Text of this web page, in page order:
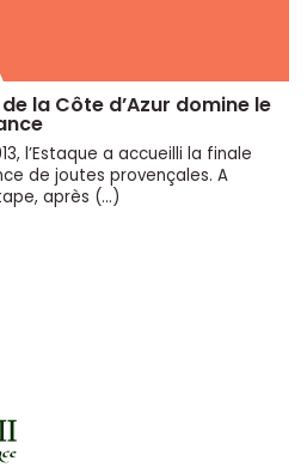
la Côte d’Azur domine le
l’Estaque a accueilli la finale
de joutes provençales. A
après (…)